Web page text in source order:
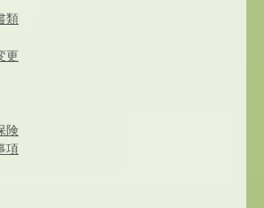
類
更
険
項